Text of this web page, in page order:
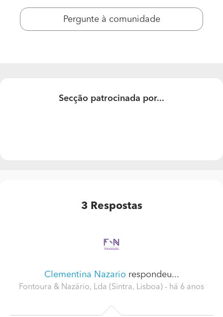
Quanto custa um cortineiro em gesso cartonado?
Boa Tarde,
Pergunte à comunidade
Secção patrocinada por...
3 Respostas
Clementina Nazario respondeu...
Fontoura & Nazário, Lda (Sintra, Lisboa) - há 6 anos